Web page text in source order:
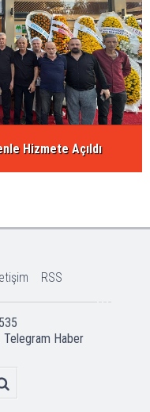
Hizmete Açıldı
RSS
Telegram Haber